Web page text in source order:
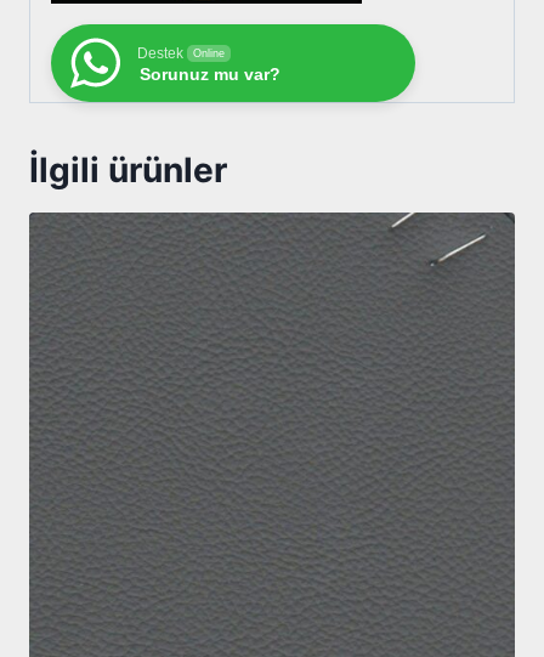
Destek Online
Sorunuz mu var?
İlgili ürünler